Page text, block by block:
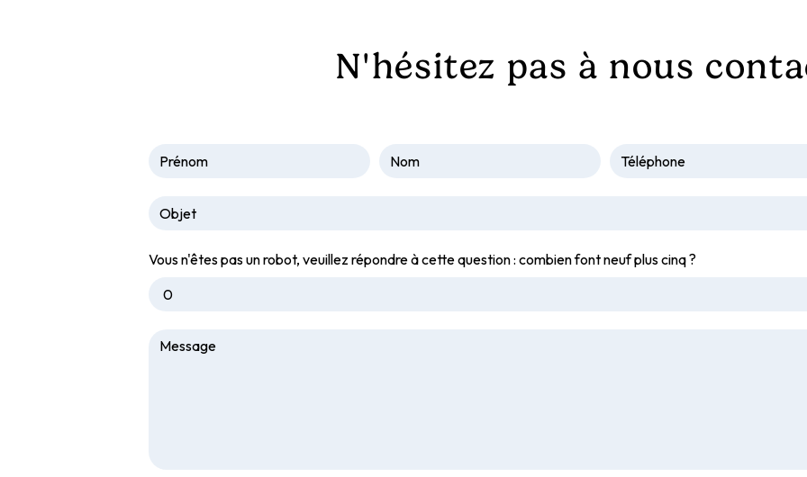
N'hésitez pas à nous
Vous n'êtes pas un robot, veuillez répondre à cette question : combien font neuf plus cinq ?